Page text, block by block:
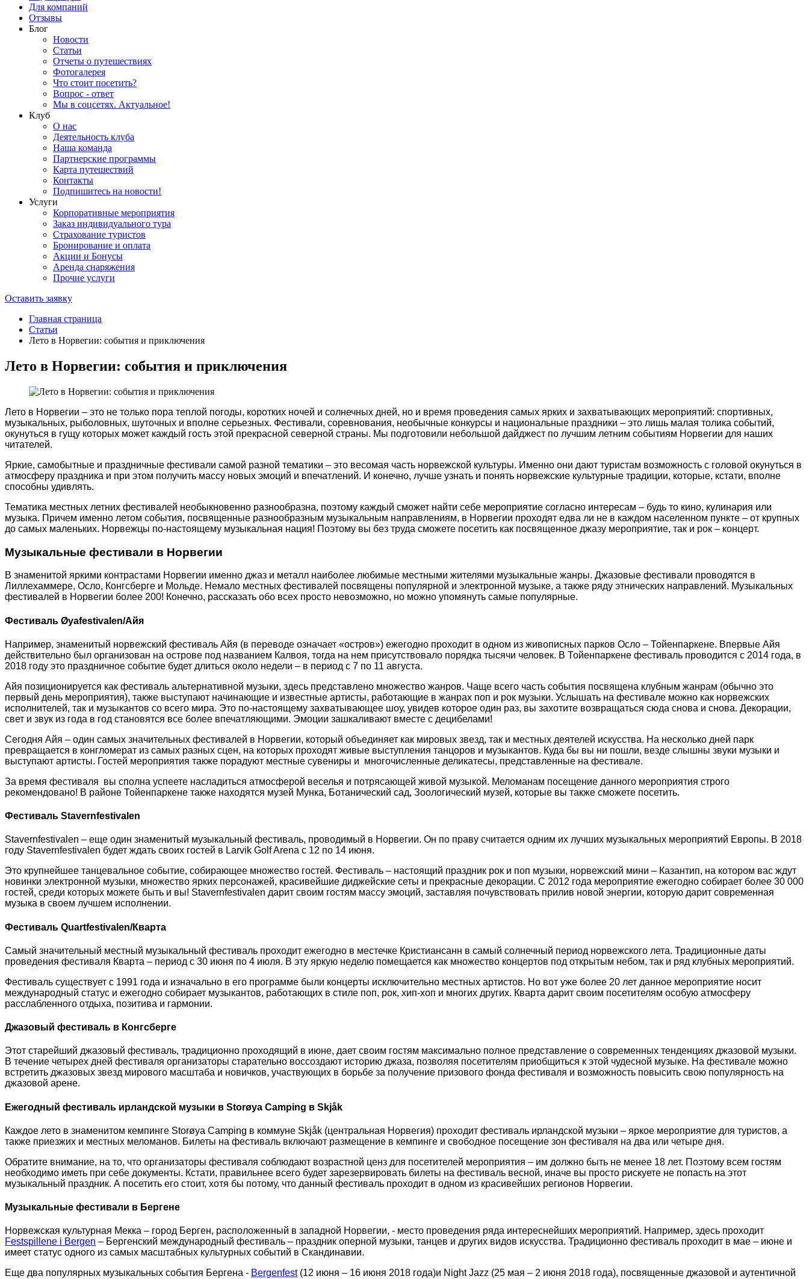
Для компаний
Отзывы
Блог
Новости
Статьи
Отчеты о путешествиях
Фотогалерея
Что стоит посетить?
Вопрос - ответ
Мы в соцсетях. Актуальное!
Клуб
О нас
Деятельность клуба
Наша команда
Партнерские программы
Карта путешествий
Контакты
Подпишитесь на новости!
Услуги
Корпоративные мероприятия
Заказ индивидуального тура
Страхование туристов
Бронирование и оплата
Акции и Бонусы
Аренда снаряжения
Прочие услуги
Оставить заявку
Главная страница
Статьи
Лето в Норвегии: события и приключения
Лето в Норвегии: события и приключения
Лето в Норвегии – это не только пора теплой погоды, коротких ночей и солнечных дней, но и время проведения самых ярких и захватывающих мероприятий: спортивных,
музыкальных, рыболовных, шуточных и вполне серьезных. Фестивали, соревнования, необычные конкурсы и национальные праздники – это лишь малая толика событий,
окунуться в гущу которых может каждый гость этой прекрасной северной страны. Мы подготовили небольшой дайджест по лучшим летним событиям Норвегии для наших
читателей.
Яркие, самобытные и праздничные фестивали самой разной тематики – это весомая часть норвежской культуры. Именно они дают туристам возможность с головой окунуться в
атмосферу праздника и при этом получить массу новых эмоций и впечатлений. И конечно, лучше узнать и понять норвежские культурные традиции, которые, кстати, вполне
способны удивлять.
Тематика местных летних фестивалей необыкновенно разнообразна, поэтому каждый сможет найти себе мероприятие согласно интересам – будь то кино, кулинария или
музыка. Причем именно летом события, посвященные разнообразным музыкальным направлениям, в Норвегии проходят едва ли не в каждом населенном пункте – от крупных
до самых маленьких. Норвежцы по-настоящему музыкальная нация! Поэтому вы без труда сможете посетить как посвященное джазу мероприятие, так и рок – концерт.
Музыкальные фестивали в Норвегии
В знаменитой яркими контрастами Норвегии именно джаз и металл наиболее любимые местными жителями музыкальные жанры. Джазовые фестивали проводятся в
Лиллехаммере, Осло, Конгсберге и Мольде. Немало местных фестивалей посвящены популярной и электронной музыке, а также ряду этнических направлений. Музыкальных
фестивалей в Норвегии более 200! Конечно, рассказать обо всех просто невозможно, но можно упомянуть самые популярные.
Фестиваль Øyafestivalen/Айя
Например, знаменитый норвежский фестиваль Айя (в переводе означает «остров») ежегодно проходит в одном из живописных парков Осло – Тойенпаркене. Впервые Айя
действительно был организован на острове под названием Калвоя, тогда на нем присутствовало порядка тысячи человек. В Тойенпаркене фестиваль проводится с 2014 года, в
2018 году это праздничное событие будет длиться около недели – в период с 7 по 11 августа.
Айя позиционируется как фестиваль альтернативной музыки, здесь представлено множество жанров. Чаще всего часть события посвящена клубным жанрам (обычно это
первый день мероприятия), также выступают начинающие и известные артисты, работающие в жанрах поп и рок музыки. Услышать на фестивале можно как норвежских
исполнителей, так и музыкантов со всего мира. Это по-настоящему захватывающее шоу, увидев которое один раз, вы захотите возвращаться сюда снова и снова. Декорации,
свет и звук из года в год становятся все более впечатляющими. Эмоции зашкаливают вместе с децибелами!
Сегодня Айя – один самых значительных фестивалей в Норвегии, который объединяет как мировых звезд, так и местных деятелей искусства. На несколько дней парк
превращается в конгломерат из самых разных сцен, на которых проходят живые выступления танцоров и музыкантов. Куда бы вы ни пошли, везде слышны звуки музыки и
выступают артисты. Гостей мероприятия также порадуют местные сувениры и многочисленные деликатесы, представленные на фестивале.
За время фестиваля вы сполна успеете насладиться атмосферой веселья и потрясающей живой музыкой. Меломанам посещение данного мероприятия строго
рекомендовано! В районе Тойенпаркене также находятся музей Мунка, Ботанический сад, Зоологический музей, которые вы также сможете посетить.
Фестиваль Stavernfestivalen
Stavernfestivalen – еще один знаменитый музыкальный фестиваль, проводимый в Норвегии. Он по праву считается одним их лучших музыкальных мероприятий Европы. В 2018
году Stavernfestivalen будет ждать своих гостей в Larvik Golf Arena с 12 по 14 июня.
Это крупнейшее танцевальное событие, собирающее множество гостей. Фестиваль – настоящий праздник рок и поп музыки, норвежский мини – Казантип, на котором вас ждут
новинки электронной музыки, множество ярких персонажей, красивейшие диджейские сеты и прекрасные декорации. С 2012 года мероприятие ежегодно собирает более 30 000
гостей, среди которых можете быть и вы! Stavernfestivalen дарит своим гостям массу эмоций, заставляя почувствовать прилив новой энергии, которую дарит современная
музыка в своем лучшем исполнении.
Фестиваль Quartfestivalen/Кварта
Самый значительный местный музыкальный фестиваль проходит ежегодно в местечке Кристиансанн в самый солнечный период норвежского лета. Традиционные даты
проведения фестиваля Кварта – период с 30 июня по 4 июля. В эту яркую неделю помещается как множество концертов под открытым небом, так и ряд клубных мероприятий.
Фестиваль существует с 1991 года и изначально в его программе были концерты исключительно местных артистов. Но вот уже более 20 лет данное мероприятие носит
международный статус и ежегодно собирает музыкантов, работающих в стиле поп, рок, хип-хоп и многих других. Кварта дарит своим посетителям особую атмосферу
расслабленного отдыха, позитива и гармонии.
Джазовый фестиваль в Конгсберге
Этот старейший джазовый фестиваль, традиционно проходящий в июне, дает своим гостям максимально полное представление о современных тенденциях джазовой музыки.
В течение четырех дней фестиваля организаторы старательно воссоздают историю джаза, позволяя посетителям приобщиться к этой чудесной музыке. На фестивале можно
встретить джазовых звезд мирового масштаба и новичков, участвующих в борьбе за получение призового фонда фестиваля и возможность повысить свою популярность на
джазовой арене.
Ежегодный фестиваль ирландской музыки в Storøya Camping в Skjåk
Каждое лето в знаменитом кемпинге Storøya Camping в коммуне Skjåk (центральная Норвегия) проходит фестиваль ирландской музыки – яркое мероприятие для туристов, а
также приезжих и местных меломанов. Билеты на фестиваль включают размещение в кемпинге и свободное посещение зон фестиваля на два или четыре дня.
Обратите внимание, на то, что организаторы фестиваля соблюдают возрастной ценз для посетителей мероприятия – им должно быть не менее 18 лет. Поэтому всем гостям
необходимо иметь при себе документы. Кстати, правильнее всего будет зарезервировать билеты на фестиваль весной, иначе вы просто рискуете не попасть на этот
музыкальный праздник. А посетить его стоит, хотя бы потому, что данный фестиваль проходит в одном из красивейших регионов Норвегии.
Музыкальные фестивали в Бергене
Норвежская культурная Мекка – город Берген, расположенный в западной Норвегии, - место проведения ряда интереснейших мероприятий. Например, здесь проходит
Festspillene i Bergen – Бергенский международный фестиваль – праздник оперной музыки, танцев и других видов искусства. Традиционно фестиваль проходит в мае – июне и
имеет статус одного из самых масштабных культурных событий в Скандинавии.
Еще два популярных музыкальных события Бергена - Bergenfest(12 июня – 16 июня 2018 года)и Night Jazz (25 мая – 2 июня 2018 года), посвященные джазовой и аутентичной